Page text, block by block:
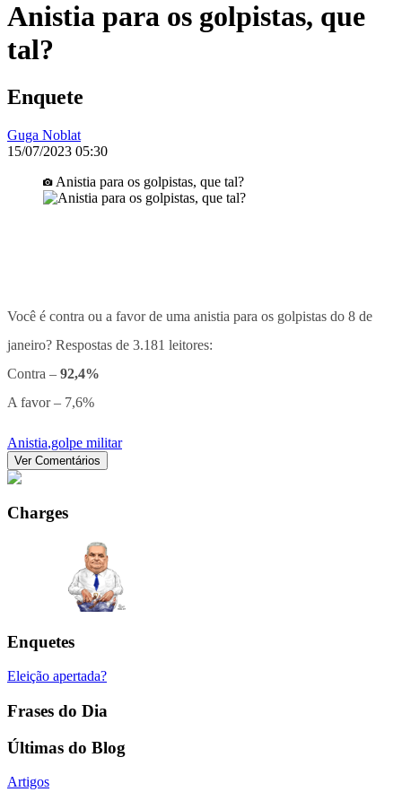
Anistia para os golpistas, que
tal?
Enquete
Guga Noblat
15/07/2023 05:30
Anistia para os golpistas, que tal?
Você é contra ou a favor de uma anistia para os golpistas do 8 de
janeiro? Respostas de 3.181 leitores:
Contra – 92,4%
A favor – 7,6%
Anistia,golpe militar
Ver Comentários
Charges
Enquetes
Eleição apertada?
Frases do Dia
Últimas do Blog
Artigos